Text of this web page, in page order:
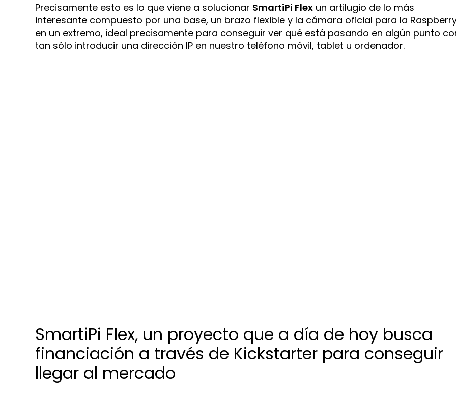
Precisamente esto es lo que viene a solucionar SmartiPi Flex un artilugio de lo más
interesante compuesto por una base, un brazo flexible y la cámara oficial para la
en un extremo, ideal precisamente para conseguir ver qué está pasando en algún punto
tan sólo introducir una dirección IP en nuestro teléfono móvil, tablet u ordenador.
SmartiPi Flex, un proyecto que a día de hoy busca
financiación a través de Kickstarter para conseguir
llegar al mercado